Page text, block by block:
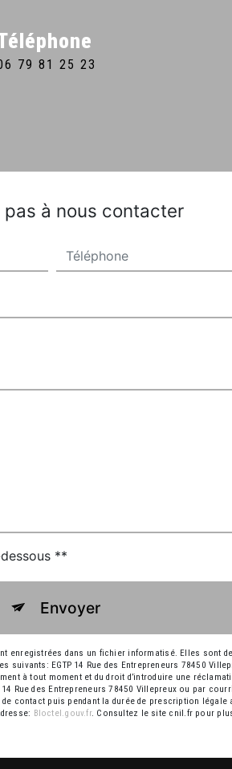
06 79 81 25 23
pas à nous contacter
**
Envoyer
dans un fichier informatisé. Elles sont
EGTP 14 Rue des Entrepreneurs 78450
à tout moment et du droit d’introduire une
Rue des Entrepreneurs 78450 Villepreux ou par
contact puis pendant la durée de prescription
Bloctel.gouv.fr. Consultez le site cnil.fr pour